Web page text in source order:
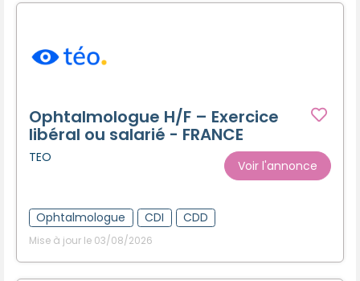
Ophtalmologue H/F – Exercice
libéral ou salarié - FRANCE
TEO
Voir l'annonce
Ophtalmologue CDI CDD
Mise à jour le 03/08/2026